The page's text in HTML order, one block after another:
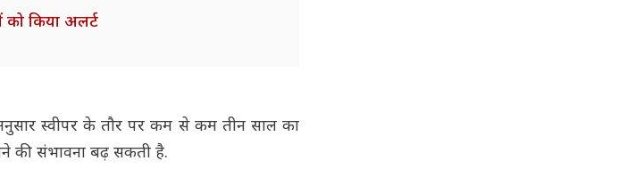
किया अलर्ट
स्वीपर के तौर पर कम से कम तीन साल का
की संभावना बढ़ सकती है.